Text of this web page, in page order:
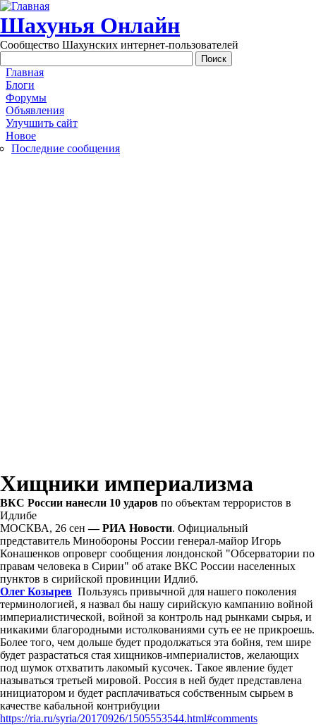
Перейти к основному содержанию
Шахунья Онлайн
Сообщество Шахунских интернет-пользователей
Main menu
Главная
Блоги
Форумы
Объявления
Улучшить сайт
Новое
Последние сообщения
Хищники империализма
ВКС России нанесли 10 ударов по объектам террористов в
Идлибе
МОСКВА, 26 сен— РИА Новости. Официальный
представитель Минобороны России генерал-майор Игорь
Конашенков опроверг сообщения лондонской "Обсерватории по
правам человека в Сирии" об атаке ВКС России населенных
пунктов в сирийской провинции Идлиб.
Олег Козырев Пользуясь привычной для нашего поколения
терминологией, я назвал бы нашу сирийскую кампанию войной
империалистической, войной за контроль над рынками сырья, и
никакими благородными истолкованиями суть ее не прикроешь.
Более того, чем дольше будет продолжаться эта бойня, тем шире
будет разрастаться стая хищников-империалистов, желающих
под шумок отхватить лакомый кусочек. Такое явление будет
называться третьей мировой. Россия в ней будет представлена
инициатором и будет расплачиваться собственным сырьем в
качестве кабальной контрибуции
https://ria.ru/syria/20170926/1505553544.html#comments